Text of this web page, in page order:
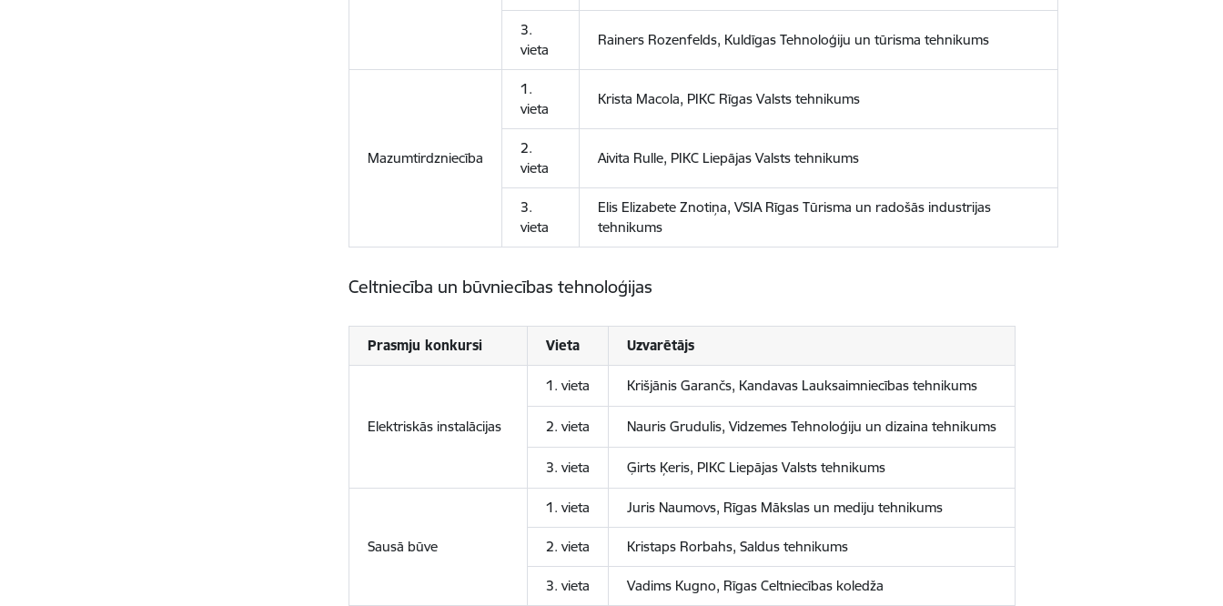
3.
vieta
Rainers Rozenfelds, Kuldīgas Tehnoloģiju un tūrisma tehnikums
Mazumtirdzniecība
1.
vieta
Krista Macola, PIKC Rīgas Valsts tehnikums
2.
vieta
Aivita Rulle, PIKC Liepājas Valsts tehnikums
3.
vieta
Elis Elizabete Znotiņa, VSIA Rīgas Tūrisma un radošās industrijas
tehnikums
Celtniecība un būvniecības tehnoloģijas
Prasmju konkursi Vieta Uzvarētājs
Elektriskās instalācijas
1. vieta Krišjānis Garančs, Kandavas Lauksaimniecības tehnikums
2. vieta Nauris Grudulis, Vidzemes Tehnoloģiju un dizaina tehnikums
3. vieta Ģirts Ķeris, PIKC Liepājas Valsts tehnikums
Sausā būve
1. vieta Juris Naumovs, Rīgas Mākslas un mediju tehnikums
2. vieta Kristaps Rorbahs, Saldus tehnikums
3. vieta Vadims Kugno, Rīgas Celtniecības koledža